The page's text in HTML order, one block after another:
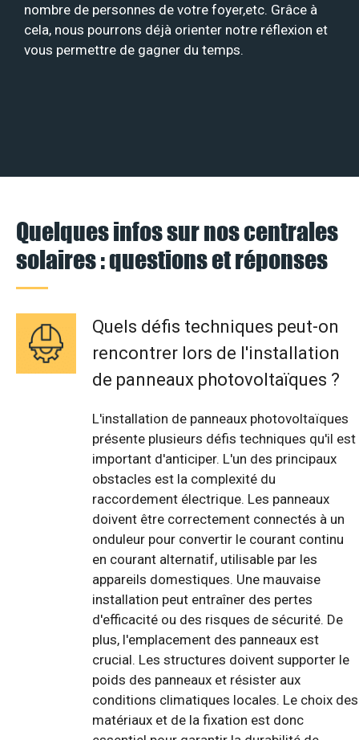
nombre de personnes de votre foyer,etc. Grâce à
cela, nous pourrons déjà orienter notre réflexion et
vous permettre de gagner du temps.
Quelques infos sur nos centrales
solaires : questions et réponses
Quels défis techniques peut-on
rencontrer lors de l'installation
de panneaux photovoltaïques ?
L'installation de panneaux photovoltaïques
présente plusieurs défis techniques qu'il est
important d'anticiper. L'un des principaux
obstacles est la complexité du
raccordement électrique. Les panneaux
doivent être correctement connectés à un
onduleur pour convertir le courant continu
en courant alternatif, utilisable par les
appareils domestiques. Une mauvaise
installation peut entraîner des pertes
d'efficacité ou des risques de sécurité. De
plus, l'emplacement des panneaux est
crucial. Les structures doivent supporter le
poids des panneaux et résister aux
conditions climatiques locales. Le choix des
matériaux et de la fixation est donc